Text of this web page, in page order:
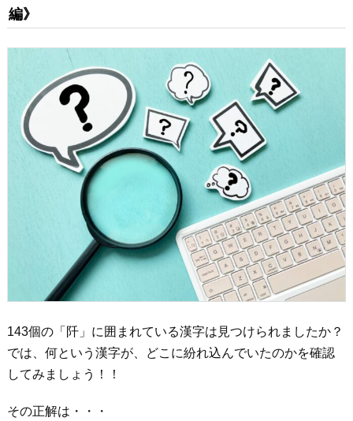
編》
143個の「阡」に囲まれている漢字は見つけられましたか？
では、何という漢字が、どこに紛れ込んでいたのかを確認
してみましょう！！
その正解は・・・